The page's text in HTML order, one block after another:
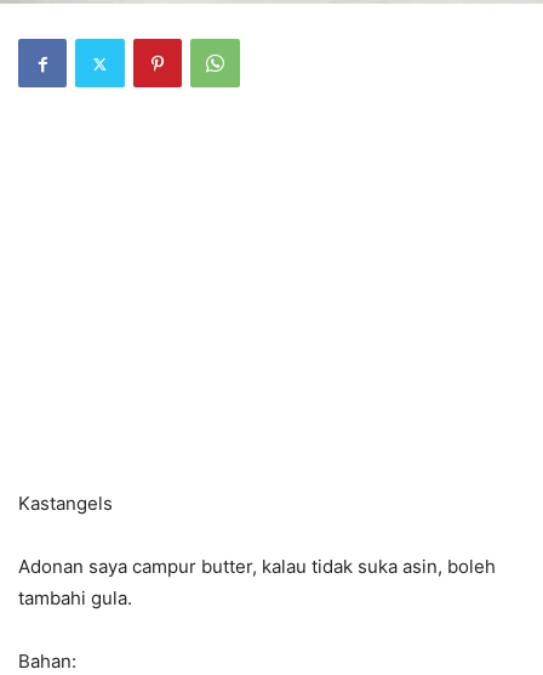
Kastangels
Adonan saya campur butter, kalau tidak suka asin, boleh
tambahi gula.
Bahan: